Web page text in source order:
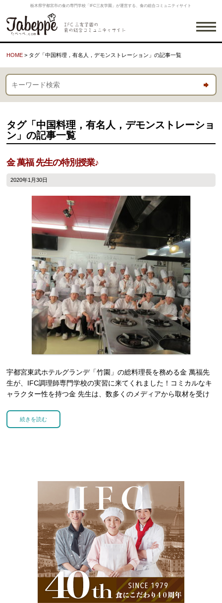
栃木県宇都宮市の食の専門学校「IFC三友学園」が運営する、食の総合コミュニティサイト
HOME > タグ「中国料理，有名人，デモンストレーション」の記事一覧
タグ「中国料理，有名人，デモンストレーショ
ン」の記事一覧
金 萬福 先生の特別授業♪
2020年1月30日
宇都宮東武ホテルグランデ「竹園」の総料理長を務める金 萬福先
生が、IFC調理師専門学校の実習に来てくれました！コミカルなキ
ャラクター性を持つ金 先生は、数多くのメディアから取材を受け
木県を拠点に、様々な場所で活躍をされています☆そんな有名人
続きを読む